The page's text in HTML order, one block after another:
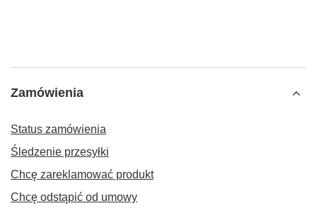
Zamówienia
Status zamówienia
Śledzenie przesyłki
Chcę zareklamować produkt
Chcę odstąpić od umowy